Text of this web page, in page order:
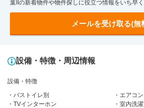
葉IIの新着物件や物件探しに役立つ情報をいち早
メールを受け取る(無
設備・特徴・周辺情報
設備・特徴
バストイレ別
エアコン
TVインターホン
室内洗